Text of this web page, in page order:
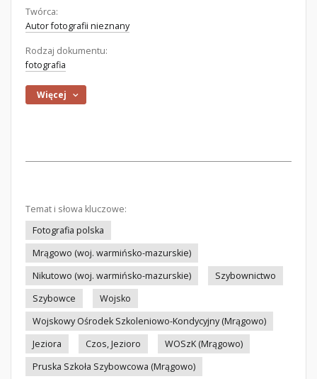
Twórca:
Autor fotografii nieznany
Rodzaj dokumentu:
fotografia
Więcej
Temat i słowa kluczowe:
Fotografia polska
Mrągowo (woj. warmińsko-mazurskie)
Nikutowo (woj. warmińsko-mazurskie)
Szybownictwo
Szybowce
Wojsko
Wojskowy Ośrodek Szkoleniowo-Kondycyjny (Mrągowo)
Jeziora
Czos, Jezioro
WOSzK (Mrągowo)
Pruska Szkoła Szybowcowa (Mrągowo)